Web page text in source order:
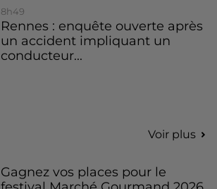
8h49
Rennes : enquête ouverte après
un accident impliquant un
conducteur...
Voir plus
Gagnez vos places pour le